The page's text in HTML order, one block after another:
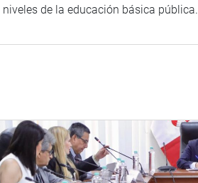
de la educación básica pública.